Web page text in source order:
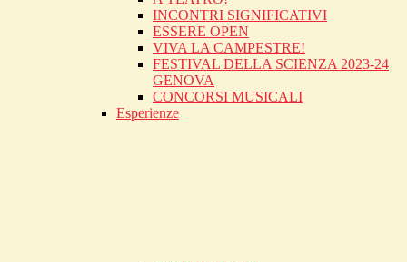
INCONTRI SIGNIFICATIVI
ESSERE OPEN
VIVA LA CAMPESTRE!
FESTIVAL DELLA SCIENZA 2023-24
GENOVA
CONCORSI MUSICALI
Esperienze